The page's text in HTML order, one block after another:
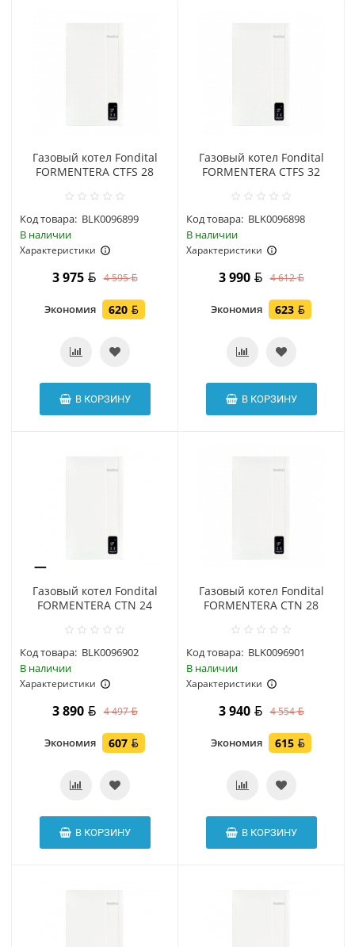
Газовый котел Fondital
FORMENTERA CTFS 28
Код товара: BLK0096899
В наличии
Характеристики
3 975 4 595
Экономия 620
В КОРЗИНУ
Газовый котел Fondital
FORMENTERA CTFS 32
Код товара: BLK0096898
В наличии
Характеристики
3 990 4 612
Экономия 623
В КОРЗИНУ
Газовый котел Fondital
FORMENTERA CTN 24
Код товара: BLK0096902
В наличии
Характеристики
3 890 4 497
Экономия 607
В КОРЗИНУ
Газовый котел Fondital
FORMENTERA CTN 28
Код товара: BLK0096901
В наличии
Характеристики
3 940 4 554
Экономия 615
В КОРЗИНУ